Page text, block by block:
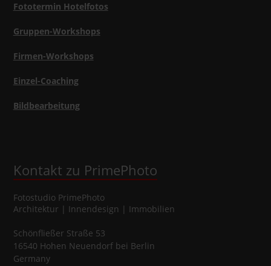
Fototermin Hotelfotos
Gruppen-Workshops
Firmen-Workshops
Einzel-Coaching
Bildbearbeitung
Kontakt zu PrimePhoto
Fotostudio PrimePhoto
Architektur | Innendesign | Immobilien
Schönfließer Straße 53
16540 Hohen Neuendorfbei Berlin
Germany